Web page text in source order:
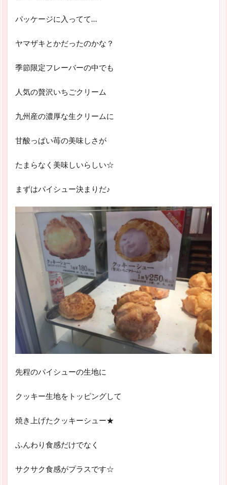
パッケージに入ってて…
ヤマザキとかだったのかな？
季節限定フレーバーの中でも
人気の贅沢いちごクリーム
九州産の濃厚な生クリームに
甘酸っぱい苺の美味しさが
たまらなく美味しいらしい☆
まずはパイシュー決まりだ♪
先程のパイシューの生地に
クッキー生地をトッピングして
焼き上げたクッキーシュー★
ふんわり食感だけでなく
サクサク食感がプラスです☆